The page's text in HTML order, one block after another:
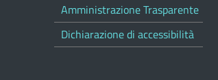
Amministrazione Trasparente
Dichiarazione di accessibilità